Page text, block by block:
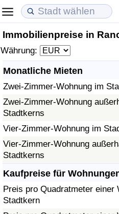
Immobilienpreise in
Währung:
Monatliche Mieten
Zwei-Zimmer-Wohnung im
Zwei-Zimmer-Wohnung
Stadtkerns
Vier-Zimmer-Wohnung im
Vier-Zimmer-Wohnung
Stadtkerns
Kaufpreise für
Preis pro Quadratmeter einer
Stadtkern
Lebenshaltungskosten
Lebenshaltungskosten-
Lebenshaltungskosten-Index
Lebenshaltungskosten-Index
in Akaba
Immobilienpreise
Immobilienpreis-Index
Immobilienpreis-Index
Immobilienpreis-Index nach
Lebensqualität
Lebensqualität-Index
Lebensqualität-Index
Lebensqualitätsindex nach
Kriminalität
Kriminalitäts-Index (aktuell)
Kriminalitäts-Index